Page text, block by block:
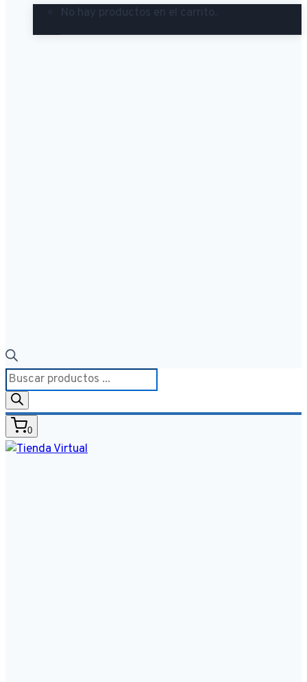
No hay productos en el carrito.
Búsqueda
de
productos
0